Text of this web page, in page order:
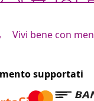
Vivi bene con
supportati